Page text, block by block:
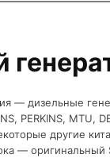
— дизельные
PERKINS, MTU,
другие
— оригинальный